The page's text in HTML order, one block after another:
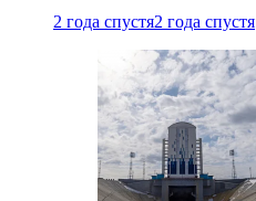
2 года спустя2 года спустя